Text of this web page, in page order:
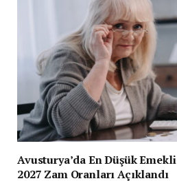
Avusturya’da En Düşük
2027 Zam Oranları Açıklandı